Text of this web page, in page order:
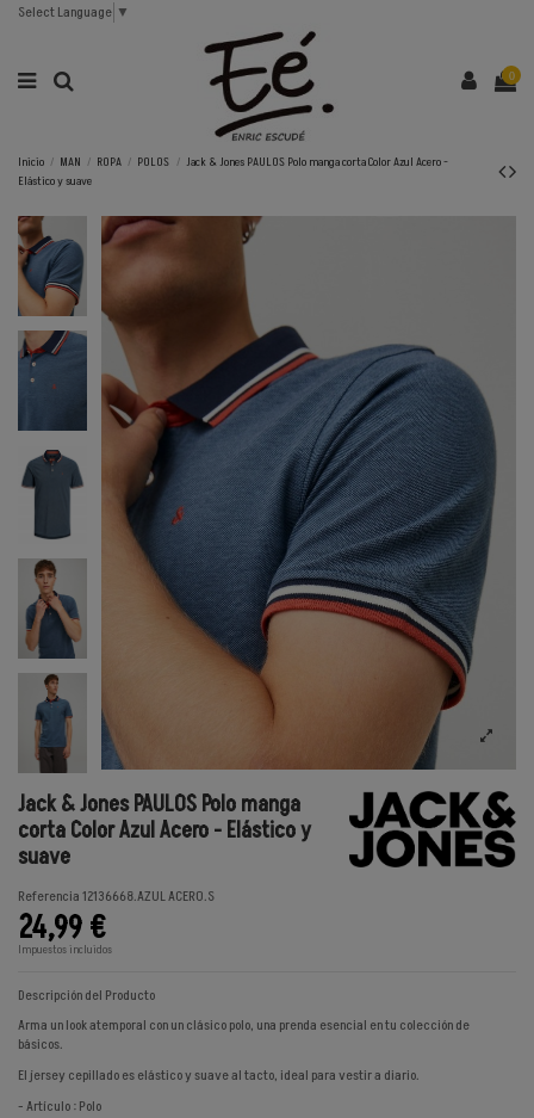
Select Language ▼
0
Inicio MAN ROPA POLOS
Jack & Jones PAULOS Polo manga corta Color Azul Acero -
Elástico y suave
Jack & Jones PAULOS Polo manga
corta Color Azul Acero - Elástico y
suave
Referencia12136668.AZUL ACERO.S
24,99 €
Impuestos incluidos
Descripción del Producto
Arma un look atemporal con un clásico polo, una prenda esencial en tu colección de
básicos.
El jersey cepillado es elástico y suave al tacto, ideal para vestir a diario.
- Artículo : Polo